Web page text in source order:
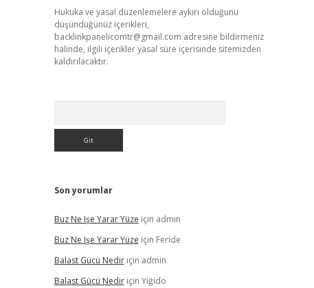
Hukuka ve yasal düzenlemelere aykırı olduğunu
düşündüğünüz içerikleri,
backlinkpanelicomtr@gmail.com adresine bildirmeniz
halinde, ilgili içerikler yasal süre içerisinde sitemizden
kaldırılacaktır.
Son yorumlar
Buz Ne Işe Yarar Yüze için admin
Buz Ne Işe Yarar Yüze için Feride
Balast Gücü Nediriçin admin
Balast Gücü Nediriçin Yiğido